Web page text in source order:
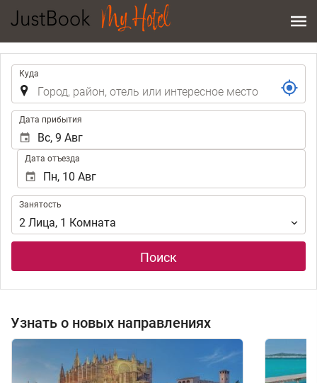
Куда
Дата прибытия
Дата отъезда
Занятость
Занятость
2 Лица, 1 Комната
Поиск
Узнать о новых направлениях